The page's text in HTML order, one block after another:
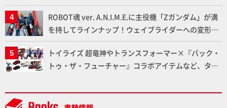
ー塗料の未来についてインタビュー！
ROBOT魂 ver. A.N.I.M.E.に主役機「Zガンダム」が満
を持してラインナップ！ウェイブライダーへの変形、
劇中どおりのプロポーションを再現【機動戦士Zガン
ダム】
トイライズ 超竜神やトランスフォーマー×『バック・
トゥ・ザ・フューチャー』コラボアイテムなど、タカ
NEWITEM】